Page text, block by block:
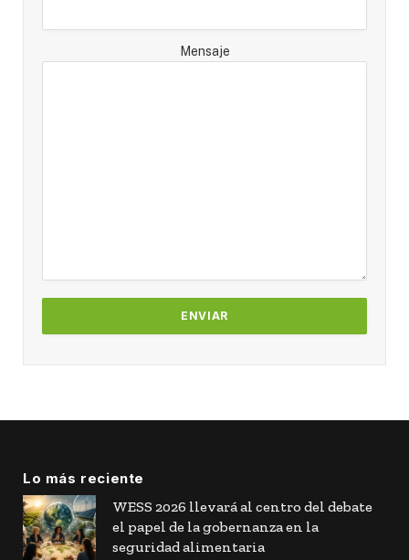
Mensaje
Lo más reciente
WESS 2026 llevará al centro del debate
el papel de la gobernanza en la
seguridad alimentaria